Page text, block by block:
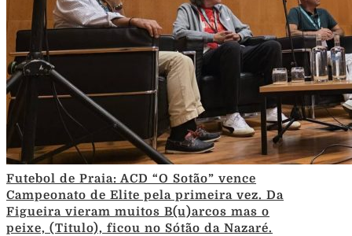
Futebol de Praia: ACD “O Sotão” vence
Campeonato de Elite pela primeira vez. Da
Figueira vieram muitos B(u)arcos mas o
peixe, (Titulo), ficou no Sótão da Nazaré.